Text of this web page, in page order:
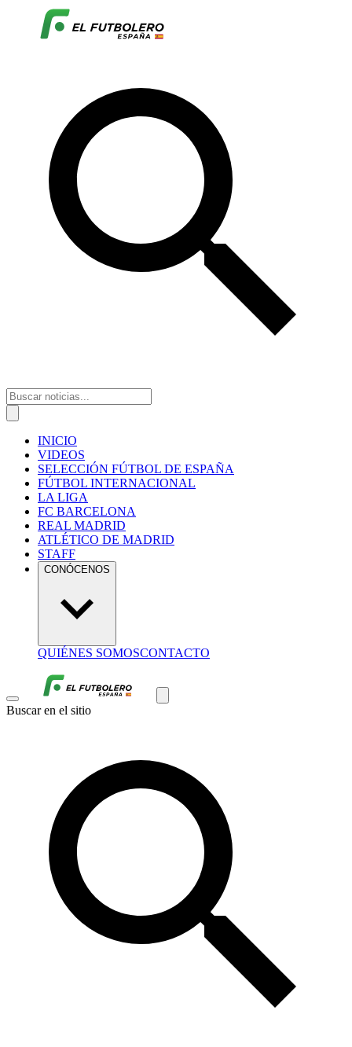
INICIO
VIDEOS
SELECCIÓN FÚTBOL DE ESPAÑA
FÚTBOL INTERNACIONAL
LA LIGA
FC BARCELONA
REAL MADRID
ATLÉTICO DE MADRID
STAFF
CONÓCENOS
QUIÉNES SOMOSCONTACTO
Buscar en el sitio